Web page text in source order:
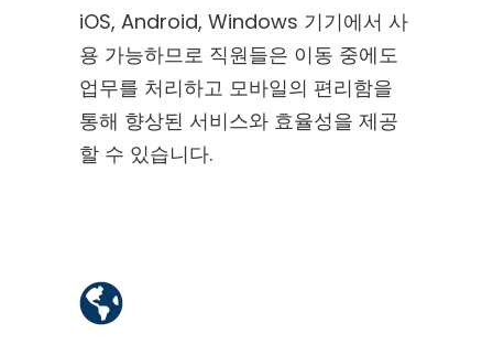
iOS, Android, Windows 기기에서 사
용 가능하므로 직원들은 이동 중에도
업무를 처리하고 모바일의 편리함을
통해 향상된 서비스와 효율성을 제공
할 수 있습니다.